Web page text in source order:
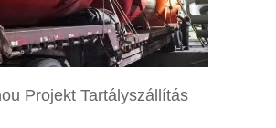
Projekt Tartályszállítás